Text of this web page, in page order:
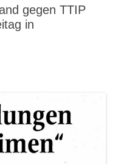
gegen TTIP
in